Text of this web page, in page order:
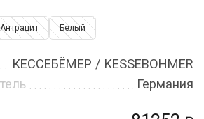
Антрацит Белый
КЕССЕБЁМЕР / KESSEBOHMER
Германия